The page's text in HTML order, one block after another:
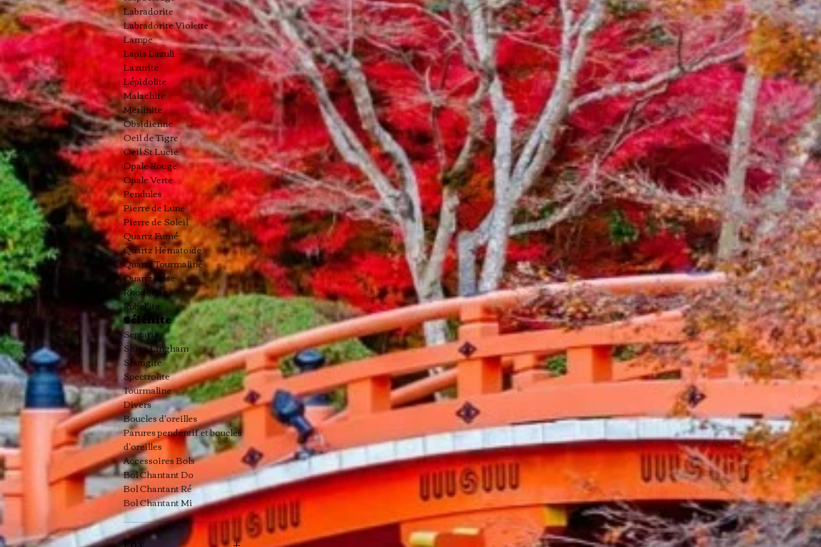
Labradorite
Labradorite Violette
Lampe
Lapis Lazuli
Lazurite
Lépidolite
Malachite
Merlinite
Obsidienne
Oeil de Tigre
Oeil St Lucie
Opale Rouge
Opale Verte
Pendules
Pierre de Lune
Pierre de Soleil
Quartz Fumé
Quartz Hématoïde
Quartz Tourmaliné
Quartz Rose
Rhodonite
Rubellite
Sélénite
Septaria
Shiva Lingham
Shungite
Spectrolite
Tourmaline
Divers
Boucles d'oreilles
Parures pendentif et boucles
d'oreilles
Accessoires Bols
Bol Chantant Do
Bol Chantant Ré
Bol Chantant Mi
Prix